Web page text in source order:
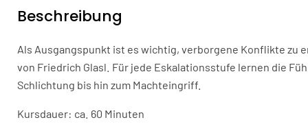
Beschreibung
Als Ausgangspunkt ist es wichtig, verborgene Konflikte zu
von Friedrich Glasl. Für jede Eskalationsstufe lernen die
Schlichtung bis hin zum Machteingriff.
Kursdauer: ca. 60 Minuten